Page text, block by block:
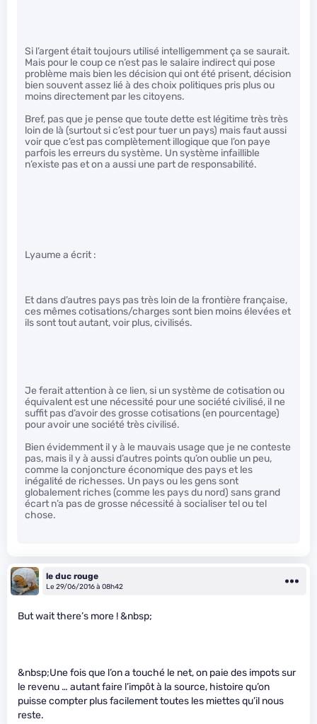
Si l’argent était toujours utilisé intelligemment ça se saurait.
Mais pour le coup ce n’est pas le salaire indirect qui pose
problème mais bien les décision qui ont été prisent, décision
bien souvent assez lié à des choix politiques pris plus ou
moins directement par les citoyens.
Bref, pas que je pense que toute dette est légitime très très
loin de là (surtout si c’est pour tuer un pays) mais faut aussi
voir que c’est pas complètement illogique que l’on paye
parfois les erreurs du système. Un système infaillible
n’existe pas et on a aussi une part de responsabilité.
Lyaume a écrit :
Et dans d’autres pays pas très loin de la frontière française,
ces mêmes cotisations/charges sont bien moins élevées et
ils sont tout autant, voir plus, civilisés.
Je ferait attention à ce lien, si un système de cotisation ou
équivalent est une nécessité pour une société civilisé, il ne
suffit pas d’avoir des grosse cotisations (en pourcentage)
pour avoir une société très civilisé.
Bien évidemment il y à le mauvais usage que je ne conteste
pas, mais il y à aussi d’autres points qu’on oublie un peu,
comme la conjoncture économique des pays et les
inégalité de richesses. Un pays ou les gens sont
globalement riches (comme les pays du nord) sans grand
écart n’a pas de grosse nécessité à socialiser tel ou tel
chose.
le duc rouge
Le 29/06/2016 à 08h42
But wait there’s more ! &nbsp;
&nbsp;Une fois que l’on a touché le net, on paie des impots sur
le revenu … autant faire l’impôt à la source, histoire qu’on
puisse compter plus facilement toutes les miettes qu’il nous
reste.